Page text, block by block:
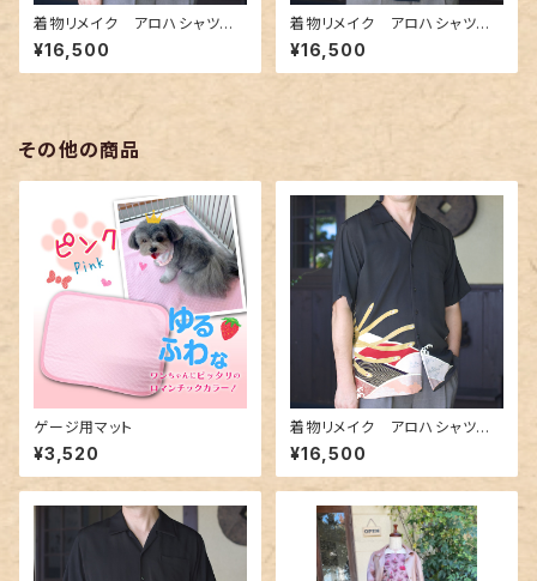
着物リメイク アロハシャツ A
loha-shirts.12
¥16,500
着物リメイク アロハシャツ A
loha-shirts.8
¥16,500
その他の商品
ゲージ用マット
¥3,520
着物リメイク アロハシャツ A
loha-shirts.12
¥16,500